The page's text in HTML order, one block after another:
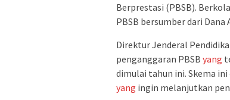
Berprestasi (PBSB).
PBSB bersumber dari Dana
Direktur Jenderal
penganggaran PBSB yang
dimulai tahun ini. Skema
yang ingin melanjutkan